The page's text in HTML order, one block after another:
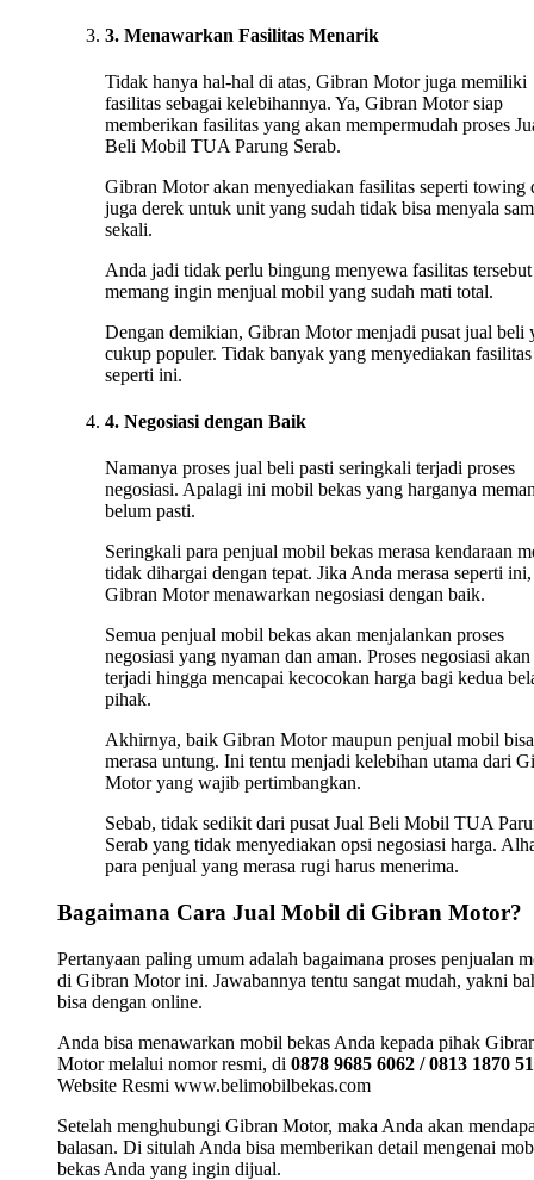
3. Menawarkan Fasilitas Menarik
Tidak hanya hal-hal di atas, Gibran Motor juga memiliki
fasilitas sebagai kelebihannya. Ya, Gibran Motor siap
memberikan fasilitas yang akan mempermudah proses
Beli Mobil TUA Parung Serab.
Gibran Motor akan menyediakan fasilitas seperti towing
juga derek untuk unit yang sudah tidak bisa menyala
sekali.
Anda jadi tidak perlu bingung menyewa fasilitas
memang ingin menjual mobil yang sudah mati total.
Dengan demikian, Gibran Motor menjadi pusat jual beli
cukup populer. Tidak banyak yang menyediakan fasilitas
seperti ini.
4. Negosiasi dengan Baik
Namanya proses jual beli pasti seringkali terjadi proses
negosiasi. Apalagi ini mobil bekas yang harganya
belum pasti.
Seringkali para penjual mobil bekas merasa kendaraan
tidak dihargai dengan tepat. Jika Anda merasa seperti ini,
Gibran Motor menawarkan negosiasi dengan baik.
Semua penjual mobil bekas akan menjalankan proses
negosiasi yang nyaman dan aman. Proses negosiasi akan
terjadi hingga mencapai kecocokan harga bagi kedua
pihak.
Akhirnya, baik Gibran Motor maupun penjual mobil bisa
merasa untung. Ini tentu menjadi kelebihan utama dari
Motor yang wajib pertimbangkan.
Sebab, tidak sedikit dari pusat Jual Beli Mobil TUA
Serab yang tidak menyediakan opsi negosiasi harga.
para penjual yang merasa rugi harus menerima.
Bagaimana Cara Jual Mobil di Gibran Motor?
Pertanyaan paling umum adalah bagaimana proses penjualan
di Gibran Motor ini. Jawabannya tentu sangat mudah, yakni
bisa dengan online.
Anda bisa menawarkan mobil bekas Anda kepada pihak
Motor melalui nomor resmi, di 0878 9685 6062 / 0813 1870
Website Resmi www.belimobilbekas.com
Setelah menghubungi Gibran Motor, maka Anda akan
balasan. Di situlah Anda bisa memberikan detail mengenai
bekas Anda yang ingin dijual.